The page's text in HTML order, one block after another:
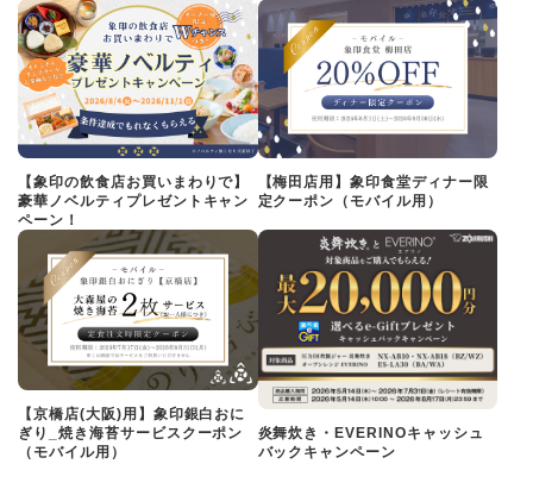
【象印の飲食店お買いまわりで】
豪華ノベルティプレゼントキャン
ペーン！
【梅田店用】象印食堂ディナー限
定クーポン（モバイル用）
【京橋店(大阪)用】象印銀白おに
ぎり_焼き海苔サービスクーポン
（モバイル用）
炎舞炊き・EVERINOキャッシュ
バックキャンペーン